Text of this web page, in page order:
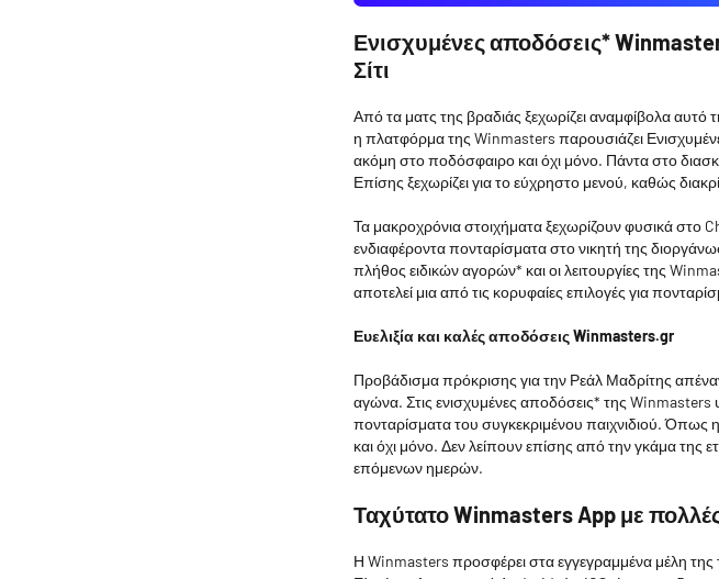
Ενισχυμένες αποδόσεις*
Σίτι
Από τα ματς της βραδιάς ξεχωρίζει αναμφίβολα
η πλατφόρμα της Winmasters παρουσιάζει
ακόμη στο ποδόσφαιρο και όχι μόνο. Πάντα στο
Επίσης ξεχωρίζει για το εύχρηστο μενού, καθώς
Τα μακροχρόνια στοιχήματα ξεχωρίζουν φυσικά στο
ενδιαφέροντα πονταρίσματα στο νικητή της
πλήθος ειδικών αγορών* και οι λειτουργίες της
αποτελεί μια από τις κορυφαίες επιλογές για
Ευελιξία και καλές αποδόσεις Winmasters.gr
Προβάδισμα πρόκρισης για την Ρεάλ Μαδρίτης
αγώνα. Στις ενισχυμένες αποδόσεις* της Winmasters
πονταρίσματα του συγκεκριμένου παιχνιδιού.
και όχι μόνο. Δεν λείπουν επίσης από την γκάμα της
επόμενων ημερών.
Ταχύτατο Winmasters App με πολλές
Η Winmasters προσφέρει στα εγγεγραμμένα μέλη